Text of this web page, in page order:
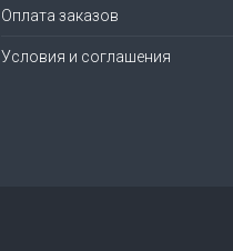
Оплата заказов
Условия и соглашения